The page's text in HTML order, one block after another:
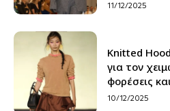
11/12/2025
Knitted
για τον
φορέσεις
10/12/2025